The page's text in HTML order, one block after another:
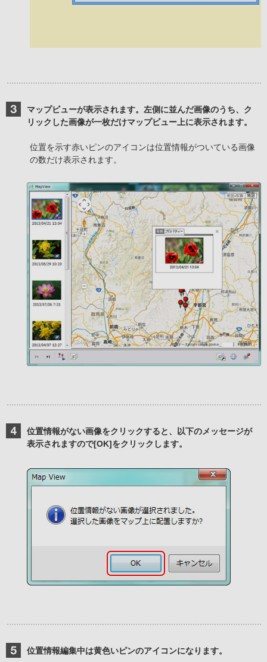
マップビューが表示されます。左側に並んだ画像のうち、ク
リックした画像が一枚だけマップビュー上に表示されます。
位置を示す赤いピンのアイコンは位置情報がついている画像
の数だけ表示されます。
位置情報がない画像をクリックすると、以下のメッセージが
表示されますので[OK]をクリックします。
位置情報編集中は黄色いピンのアイコンになります。